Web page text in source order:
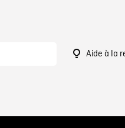
Aide à la